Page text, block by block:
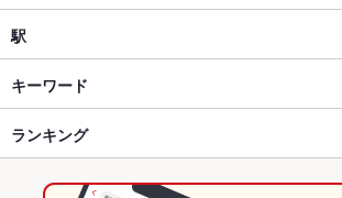
焼肉
伏見桃山・伏見区・京都市郊外 × 焼肉・ホルモン
伏見桃山・伏見区・京都市郊外 × 焼肉
向島駅 × 焼肉・ホルモン
宇治
宇治 × 焼肉・ホルモン
宇治 × 焼肉
宇治 × 韓国料理
駅
小倉駅
向島駅
黄檗駅
キーワード
エビ料理
ランキング
京都のグルメランキング